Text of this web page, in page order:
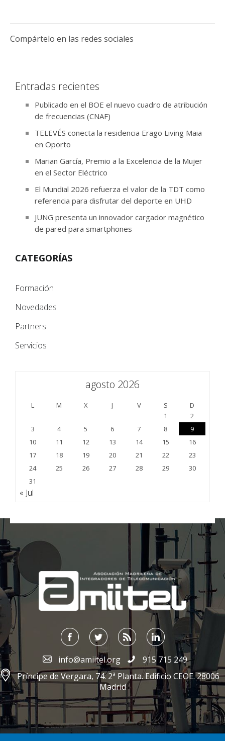
Compártelo en las redes sociales
Entradas recientes
Publicado en el BOE el nuevo cuadro de atribución
de frecuencias (CNAF)
TELEVÉS conecta la residencia Erago Living Maia
en Oporto
Marian García, Premio a la Excelencia de la Mujer
en el Sector Eléctrico
El Mundial 2026 refuerza el valor de la TDT como
referencia para disfrutar del deporte en UHD
JUNG presenta un innovador cargador magnético
de pared para smartphones
CATEGORÍAS
Formación
Novedades
Partners
Servicios
agosto 2026
L M X J V S
D
1
2
3
4 5 6 7 8
9
10
11 12 13 14 15
16
17
18 19 20 21 22
23
24
25 26 27 28 29
30
31
« Jul
;
info@amiitel.org
915 715 249
Príncipe de Vergara, 74. 2ª Planta. Edificio CEOE. 28006
Madrid